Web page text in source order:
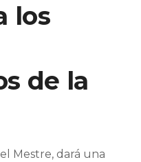
los
de la
Mestre, dará una